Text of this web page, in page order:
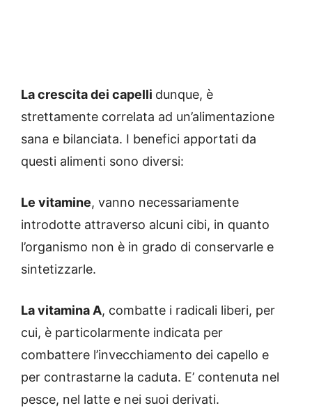
La crescita dei capelli dunque, è
strettamente correlata ad un’alimentazione
sana e bilanciata. I benefici apportati da
questi alimenti sono diversi:
Le vitamine, vanno necessariamente
introdotte attraverso alcuni cibi, in quanto
l’organismo non è in grado di conservarle e
sintetizzarle.
La vitamina A, combatte i radicali liberi, per
cui, è particolarmente indicata per
combattere l’invecchiamento dei capello e
per contrastarne la caduta. E’ contenuta nel
pesce, nel latte e nei suoi derivati.